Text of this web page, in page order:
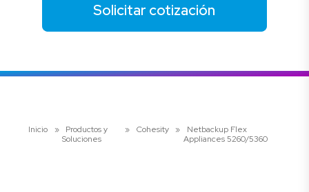
Solicitar cotización
Inicio »
Productos y
Soluciones
» Cohesity »
Netbackup Flex
Appliances 5260/5360